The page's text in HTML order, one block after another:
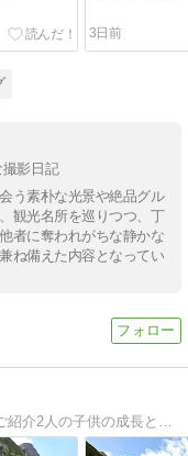
3日前
影日記
う素朴な光景や絶品グル
観光名所を巡りつつ、丁
者に奪われがちな静かな
ね備えた内容となってい
子供写真や身近なネイチャーシーンをご紹介2人の子供の成長と、水中や陸上のいろんなネイチャーシーンを撮ってます。